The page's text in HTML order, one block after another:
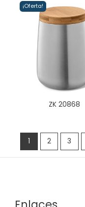
¡Oferta!
ZK 20868
1 2 3